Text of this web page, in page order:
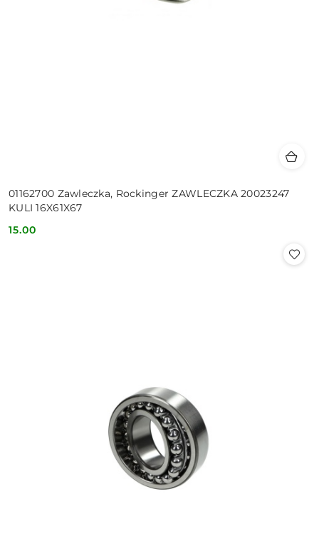
01162700 Zawleczka, Rockinger ZAWLECZKA 20023247
KULI 16X61X67
Cena:
15.00